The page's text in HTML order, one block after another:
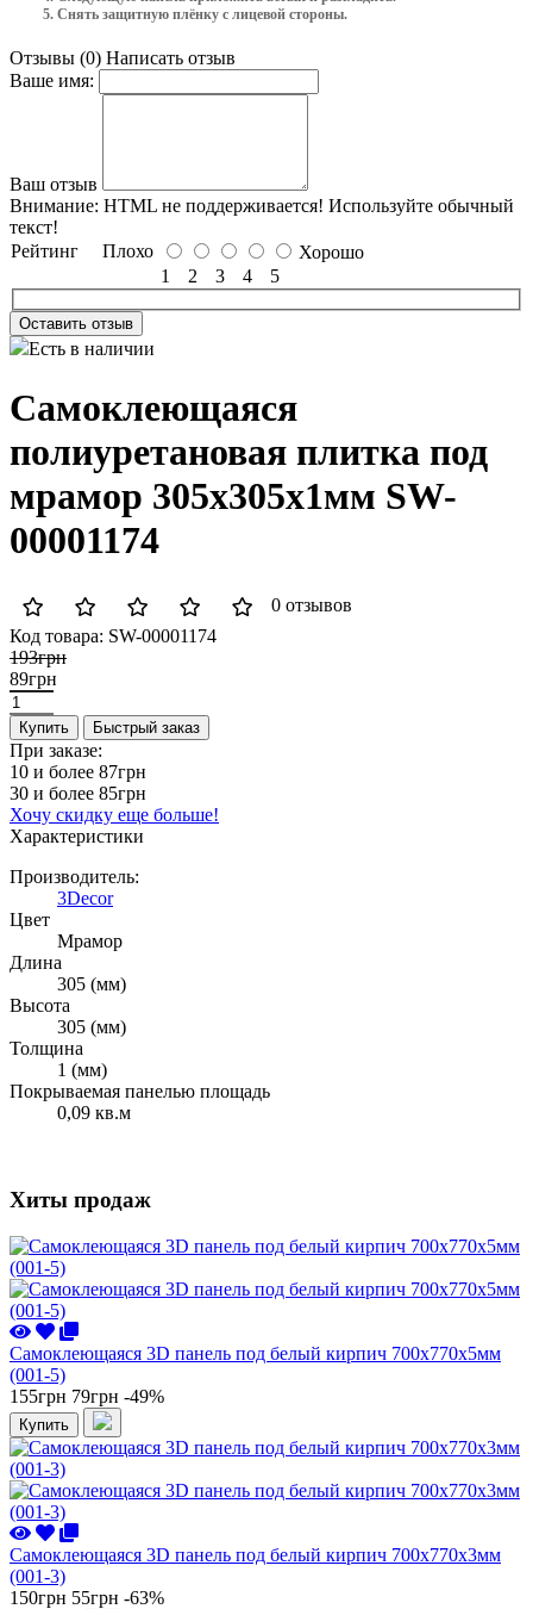
Снять защитную плёнку с лицевой стороны.
Отзывы (0) Написать отзыв
Ваше имя:
Ваш отзыв
Внимание: HTML не поддерживается! Используйте обычный
текст!
Рейтинг Плохо
Хорошо
1
2 3 4 5
Оставить отзыв
Есть в наличии
Самоклеющаяся
полиуретановая плитка под
мрамор 305х305х1мм SW-
00001174
0 отзывов
Код товара: SW-00001174
193грн
89грн
Купить Быстрый заказ
При заказе:
10 и более 87грн
30 и более 85грн
Хочу скидку еще больше!
Характеристики
Производитель:
3Decor
Цвет
Мрамор
Длина
305 (мм)
Высота
305 (мм)
Толщина
1 (мм)
Покрываемая панелью площадь
0,09 кв.м
Хиты продаж
Самоклеющаяся 3D панель под белый кирпич 700x770x5мм
(001-5)
155грн 79грн -49%
Купить
Самоклеющаяся 3D панель под белый кирпич 700x770x3мм
(001-3)
150грн 55грн -63%